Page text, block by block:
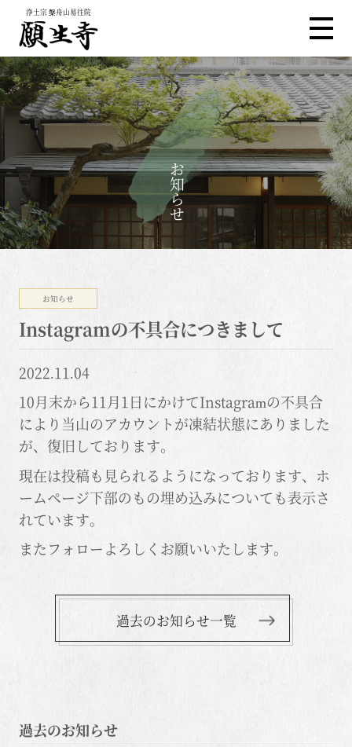
浄土宗 槃舟山易往院
お知らせ
お知らせ
Instagramの不具合につきまして
2022.11.04
10月末から11月1日にかけてInstagramの不具合
により当山のアカウントが凍結状態にありました
が、復旧しております。
現在は投稿も見られるようになっております、ホ
ームページ下部のもの埋め込みについても表示さ
れています。
またフォローよろしくお願いいたします。
過去のお知らせ一覧
過去のお知らせ